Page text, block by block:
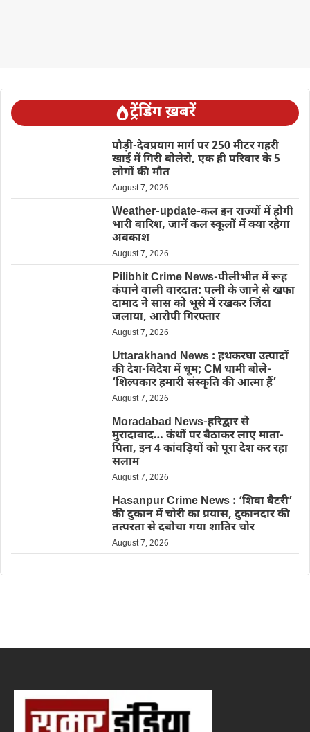
ट्रेंडिंग ख़बरें
पौड़ी-देवप्रयाग मार्ग पर 250 मीटर गहरी
खाई में गिरी बोलेरो, एक ही परिवार के 5
लोगों की मौत
August 7, 2026
Weather-update-कल इन राज्यों में होगी
भारी बारिश, जानें कल स्कूलों में क्या रहेगा
अवकाश
August 7, 2026
Pilibhit Crime News-पीलीभीत में रूह
कंपाने वाली वारदात: पत्नी के जाने से खफा
दामाद ने सास को भूसे में रखकर जिंदा
जलाया, आरोपी गिरफ्तार
August 7, 2026
Uttarakhand News : हथकरघा उत्पादों
की देश-विदेश में धूम; CM धामी बोले-
‘शिल्पकार हमारी संस्कृति की आत्मा हैं’
August 7, 2026
Moradabad News-हरिद्वार से
मुरादाबाद… कंधों पर बैठाकर लाए माता-
पिता, इन 4 कांवड़ियों को पूरा देश कर रहा
सलाम
August 7, 2026
Hasanpur Crime News : ‘शिवा बैटरी’
की दुकान में चोरी का प्रयास, दुकानदार की
तत्परता से दबोचा गया शातिर चोर
August 7, 2026